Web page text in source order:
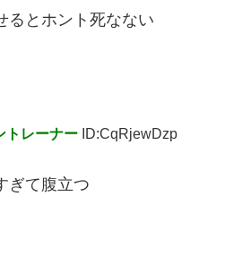
るとホント死なない
トレーナー ID:CqRjewDzp
ぎて腹立つ